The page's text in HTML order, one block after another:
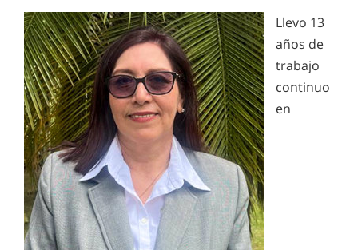
Llevo 13
años de
trabajo
continuo
en